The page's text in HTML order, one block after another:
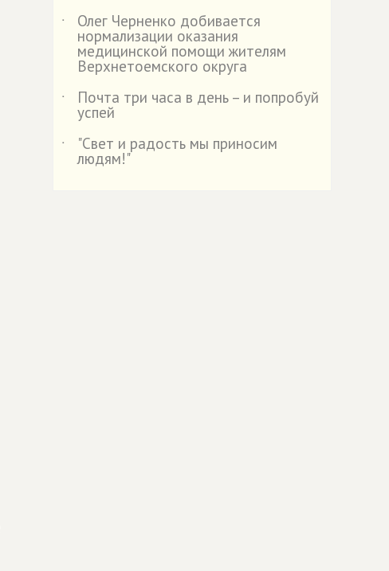
˙
Олег Черненко добивается
нормализации оказания
медицинской помощи жителям
Верхнетоемского округа
˙
Почта три часа в день – и попробуй
успей
˙
"Свет и радость мы приносим
людям!"